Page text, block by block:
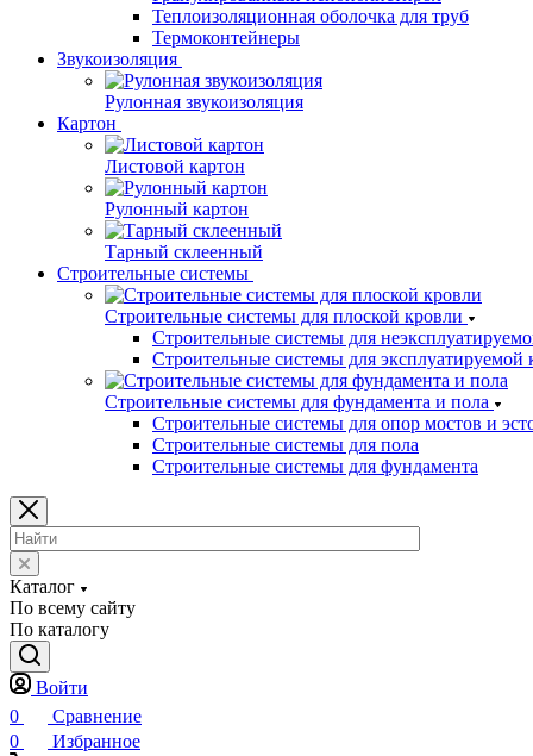
Теплоизоляционная оболочка для труб
Термоконтейнеры
Звукоизоляция
Рулонная звукоизоляция
Картон
Листовой картон
Рулонный картон
Тарный склеенный
Строительные системы
Строительные системы для плоской кровли
Строительные системы для
Строительные системы для эксплуатируемой
Строительные системы для фундамента и пола
Строительные системы для опор мостов и
Строительные системы для пола
Строительные системы для фундамента
Каталог
По всему сайту
По каталогу
Войти
0
Сравнение
0
Избранное